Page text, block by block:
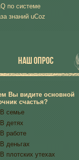
по системе
знаний uCoz
НАШ ОПРОС
Вы видите основной
счастья?
В семье
В детях
В работе
В деньгах
В плотских утехах